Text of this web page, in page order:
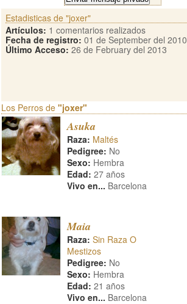
Estadisticas de "joxer"
Artículos: 1 comentarios realizados
Fecha de registro: 01 de September del 2010
Último Acceso: 26 de February del 2013
Los Perros de "joxer"
Asuka
Raza: Maltés
Pedigree: No
Sexo: Hembra
Edad: 27 años
Vivo en... Barcelona
Maia
Raza: Sin Raza O
Mestizos
Pedigree: No
Sexo: Hembra
Edad: 21 años
Vivo en... Barcelona